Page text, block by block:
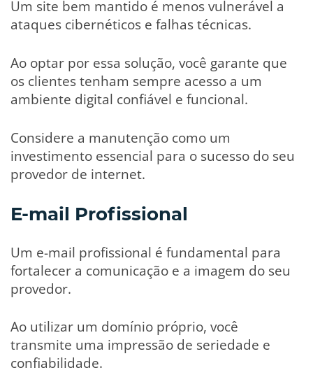
Um site bem mantido é menos vulnerável a
ataques cibernéticos e falhas técnicas.
Ao optar por essa solução, você garante que
os clientes tenham sempre acesso a um
ambiente digital confiável e funcional.
Considere a manutenção como um
investimento essencial para o sucesso do seu
provedor de internet.
E-mail Profissional
Um e-mail profissional é fundamental para
fortalecer a comunicação e a imagem do seu
provedor.
Ao utilizar um domínio próprio, você
transmite uma impressão de seriedade e
confiabilidade.